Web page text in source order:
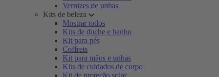
Vernizes de unhas
Kits de beleza
Mostrar todos
Kits de duche e banho
Kit para pés
Coffrets
Kit para mãos e unhas
Kits de cuidados de corpo
Kit de proteção solar